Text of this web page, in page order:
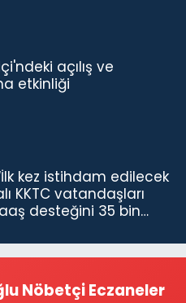
açılış ve
etkinliği
kez istihdam edilecek
KKTC vatandaşları
desteğini 35 bin
Nöbetçi Eczaneler